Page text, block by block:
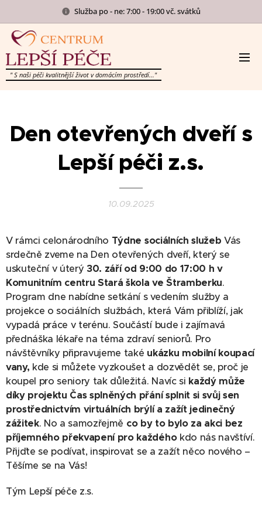
Služba po - ne: 7:00 - 19:00 vč. svátků
" S naši péči kvalitnější život v domácím prostředí..."
Den otevřených dveří s
Lepší péči z.s.
10.09.2025
V rámci celonárodního Týdne sociálních služeb Vás
srdečně zveme na Den otevřených dveří, který se
uskuteční v úterý30. září od 9:00 do 17:00 h v
Komunitním centru Stará škola ve Štramberku.
Program dne nabídne setkání s vedením služby a
projekce o sociálních službách, která Vám přiblíží, jak
vypadá práce v terénu. Součástí bude i zajímavá
přednáška lékaře na téma zdraví seniorů. Pro
návštěvníky připravujeme také ukázku mobilní koupací
vany, kde si můžete vyzkoušet a dozvědět se, proč je
koupel pro seniory tak důležitá. Navíc si každý může
díky projektu Čas splněných přání splnit si svůj sen
prostřednictvím virtuálních brýlí a zažít jedinečný
zážitek. No a samozřejmě co by to bylo za akci bez
příjemného překvapení pro každéhokdo nás navštíví.
Přijďte se podívat, inspirovat se a zažít něco nového –
Těšíme se na Vás!
Tým Lepší péče z.s.